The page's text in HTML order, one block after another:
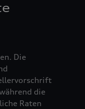
Die
die
Raten